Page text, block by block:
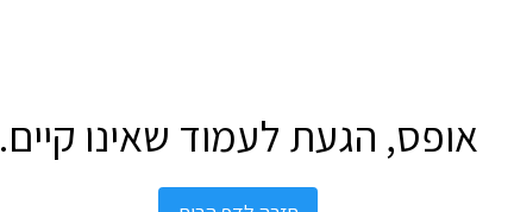
אופס, הגעת לעמוד שאינו קיים.